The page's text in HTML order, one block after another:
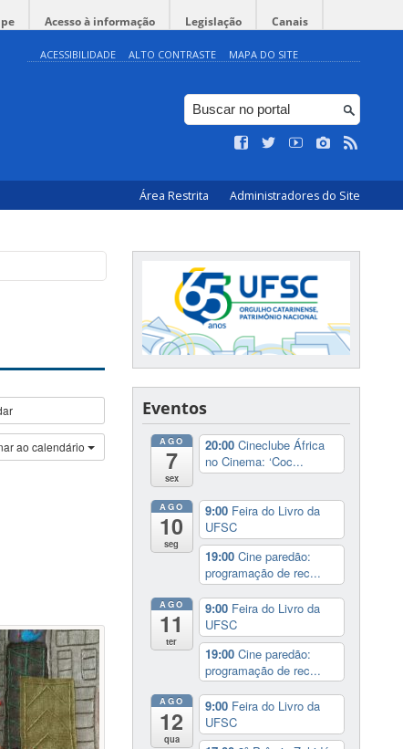
Acesso à informação Legislação Canais
ACESSIBILIDADE ALTO CONTRASTE MAPA DO SITE
Área Restrita Administradores do Site
ao calendário
Eventos
AGO
7
sex
20:00 Cineclube África
no Cinema: ‘Coc...
AGO
10
seg
9:00 Feira do Livro da
UFSC
19:00 Cine paredão:
programação de rec...
AGO
11
ter
9:00 Feira do Livro da
UFSC
19:00 Cine paredão:
programação de rec...
AGO
12
qua
9:00 Feira do Livro da
UFSC